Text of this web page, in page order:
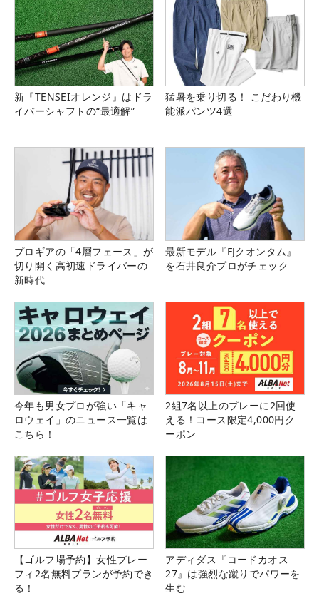
新『TENSEIオレンジ』はドラ
イバーシャフトの“最適解”
猛暑を乗り切る！ こだわり機
能派パンツ4選
プロギアの「4層フェース」が
切り開く高初速ドライバーの
新時代
最新モデル『FJクオンタム』
を石井良介プロがチェック
今年も男女プロが強い「キャ
ロウェイ」のニュース一覧は
こちら！
2組7名以上のプレーに2回使
える！コース限定4,000円ク
ーポン
【ゴルフ場予約】女性プレー
フィ2名無料プランが予約でき
る！
アディダス『コードカオス
27』は強烈な蹴りでパワーを
生む